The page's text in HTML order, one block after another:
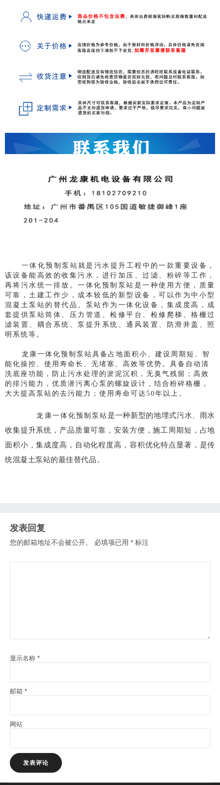
一体化预制泵站就是污水提升工程中的一款重要设备，
该设备能高效的收集污水，进行加压、过滤、粉碎等工作，
再将污水统一排放。一体化预制泵站 是一种使用方便，质量
可靠，土建工作少，成本较低的新型设备，可以作为中小型
混凝土泵站的替代品。 泵站 作为一体化设备， 集成 度高， 成
套提供泵站筒体、压力管道、检修平台、检修爬梯、格栅过
滤装置、耦合系统、泵提升系统、通风装置、防滑井盖、照
明系统等。
龙康一体化预制泵站具备占地面积小、建设周期短、智
能化操控、使用寿命长、无堵塞、高效等优势。 具备自动清
洗底座功能，防止污水处理的淤泥沉积，无臭气残留； 高效
的排污能力，优质潜污离心泵的螺旋设计，结合粉碎格栅，
大大提高泵站的去污能力；使用寿命可达50年以上。
龙康一体化预制泵站 是一种新型的地埋式污水、雨水
收集提升系统，产品质量可靠，安装方便，施工周期短，占地
面积小，集成度高，自动化程度高，容积优化特点显著，是传
统混凝土泵站的最佳替代品。
发表回复
您的邮箱地址不会被公开。 必填项已用 * 标注
显示名称 *
邮箱 *
网站